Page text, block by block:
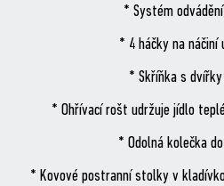
* Systém
* 4 háčky na náčiní
* Skříňka s
* Ohřívací rošt udržuje jídlo
* Odolná kolečka
* Kovové postranní stolky v